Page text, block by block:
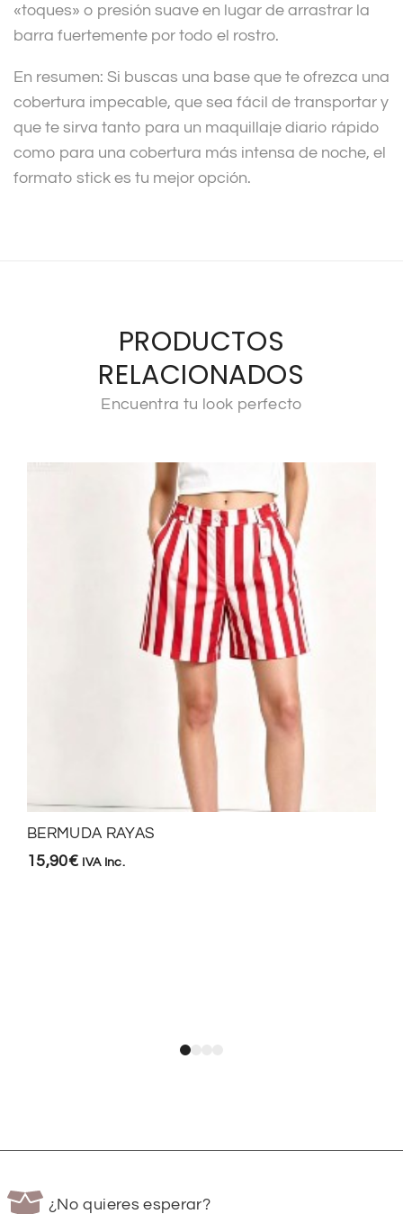
«toques» o presión suave en lugar de arrastrar la
barra fuertemente por todo el rostro.
En resumen: Si buscas una base que te ofrezca una
cobertura impecable, que sea fácil de transportar y
que te sirva tanto para un maquillaje diario rápido
como para una cobertura más intensa de noche, el
formato stick es tu mejor opción.
PRODUCTOS
RELACIONADOS
Encuentra tu look perfecto
BERMUDA RAYAS
15,90€ IVA Inc.
¿No quieres esperar?